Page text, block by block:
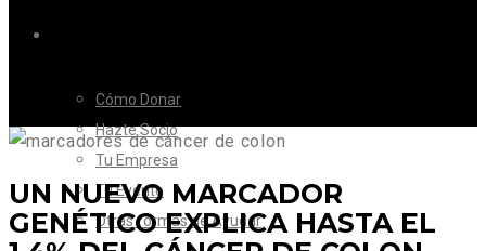
Cómo Donar
Hazte Socio
Tu Empresa
Tu Evento
Otras formas de Ayudar
UN NUEVO MARCADOR
GENÉTICO EXPLICA HASTA EL